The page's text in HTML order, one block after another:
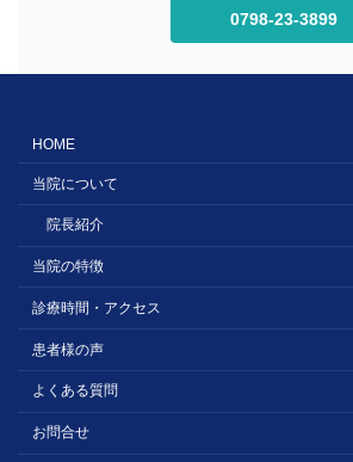
0798-23-3899
HOME
当院について
院長紹介
当院の特徴
診療時間・アクセス
患者様の声
よくある質問
お問合せ